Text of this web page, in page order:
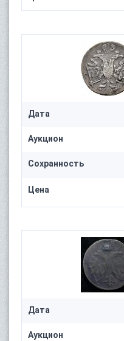
Дата
Аукцион
Сохранность
Цена
Дата
Аукцион